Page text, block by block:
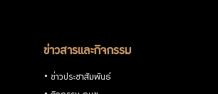
ข่าวสารและกิจกรรม
ข่าวประชาสัมพันธ์